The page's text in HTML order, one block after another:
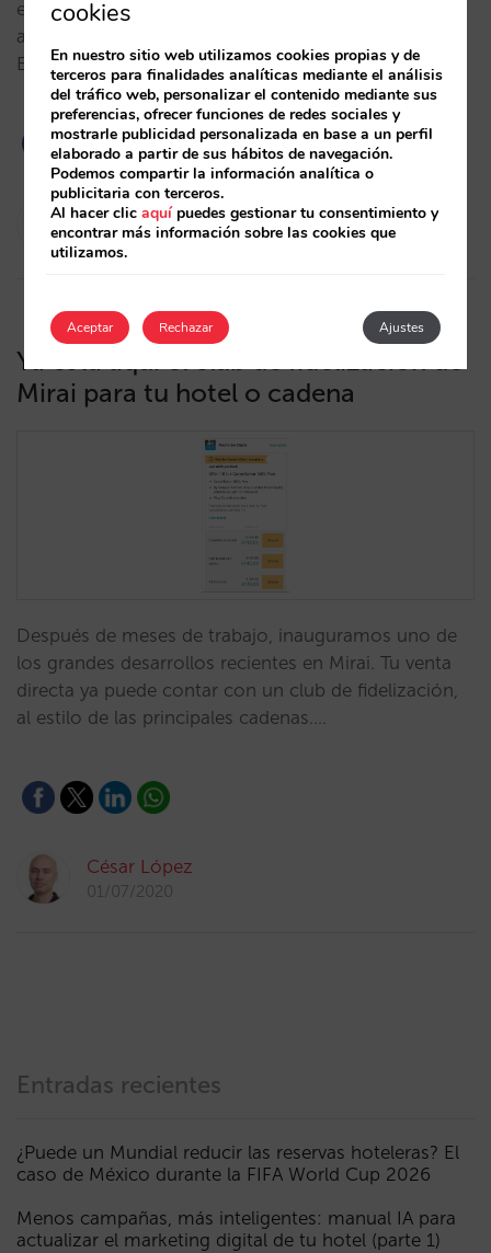
en venta directa y el cliente empieza a estar
acostumbrado ¿Tu cadena debería contar con uno?
Es más, ¿y los hoteles independientes?…
César López
01/07/2020
Ya está aquí el club de fidelización de
Mirai para tu hotel o cadena
Después de meses de trabajo, inauguramos uno de
los grandes desarrollos recientes en Mirai. Tu venta
directa ya puede contar con un club de fidelización,
al estilo de las principales cadenas.…
César López
01/07/2020
Entradas recientes
¿Puede un Mundial reducir las reservas hoteleras? El
caso de México durante la FIFA World Cup 2026
Menos campañas, más inteligentes: manual IA para
actualizar el marketing digital de tu hotel (parte 1)
cookies
En nuestro sitio web utilizamos cookies propias y de
terceros para finalidades analíticas mediante el análisis
del tráfico web, personalizar el contenido mediante sus
preferencias, ofrecer funciones de redes sociales y
mostrarle publicidad personalizada en base a un perfil
elaborado a partir de sus hábitos de navegación.
Podemos compartir la información analítica o
publicitaria con terceros.
Al hacer clicaquípuedes gestionar tu consentimiento y
encontrar más información sobre las cookies que
utilizamos.
Aceptar Ajustes
Rechazar